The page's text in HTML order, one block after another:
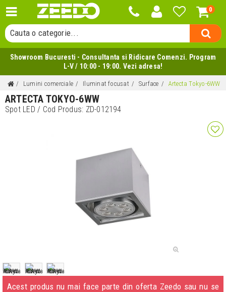
0
Cauta un produs...
Cauta o categorie...
Cauta un producator...
Cauta un produs...
Showroom Bucuresti - Consultanta si Ridicare Comenzi. Program
L-V / 10:00 - 19:00. Vezi adresa!
Lumini comerciale Iluminat focusat Surface Artecta Tokyo-6WW
ARTECTA TOKYO-6WW
Spot LED/ Cod Produs: ZD-012194
Acest produs nu mai face parte din oferta Zeedo sau nu se